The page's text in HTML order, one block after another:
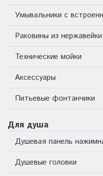
Умывальники с
Раковины из нержавейки
Технические мойки
Аксессуары
Питьевые фонтанчики
Для душа
Душевая панель
Душевые головки